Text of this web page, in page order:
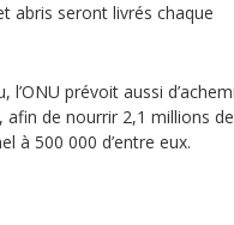
abris seront livrés chaque
prévoit aussi
afin de nourrir 2,1 millions de
à 500 000 d’entre eux.